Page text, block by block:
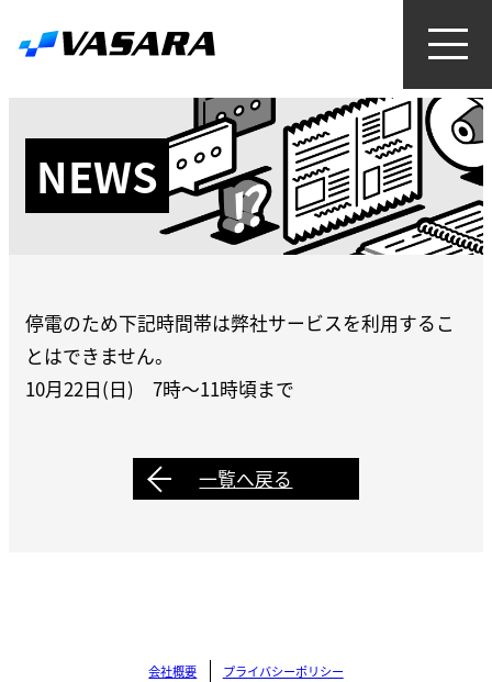
NEWS
停電のため下記時間帯は弊社サービスを利用するこ
とはできません。
10月22日(日) 7時～11時頃まで
一覧へ戻る
会社概要 プライバシーポリシー